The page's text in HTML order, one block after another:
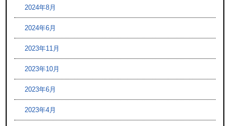
2024年8月
2024年6月
2023年11月
2023年10月
2023年6月
2023年4月